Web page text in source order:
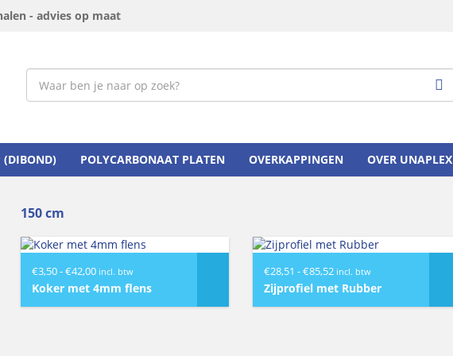
- advies op maat
(DIBOND) POLYCARBONAAT PLATEN OVERKAPPINGEN OVER UNAPLEX
150 cm
€3,50-€42,00Prijsklasse:
€3,50
incl. btw
Koker met 4mm flens
€28,51 -€85,52Prijsklasse:
€28,51
incl. btw
Zijprofiel met Rubber